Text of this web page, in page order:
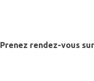
Prenez rendez-vous